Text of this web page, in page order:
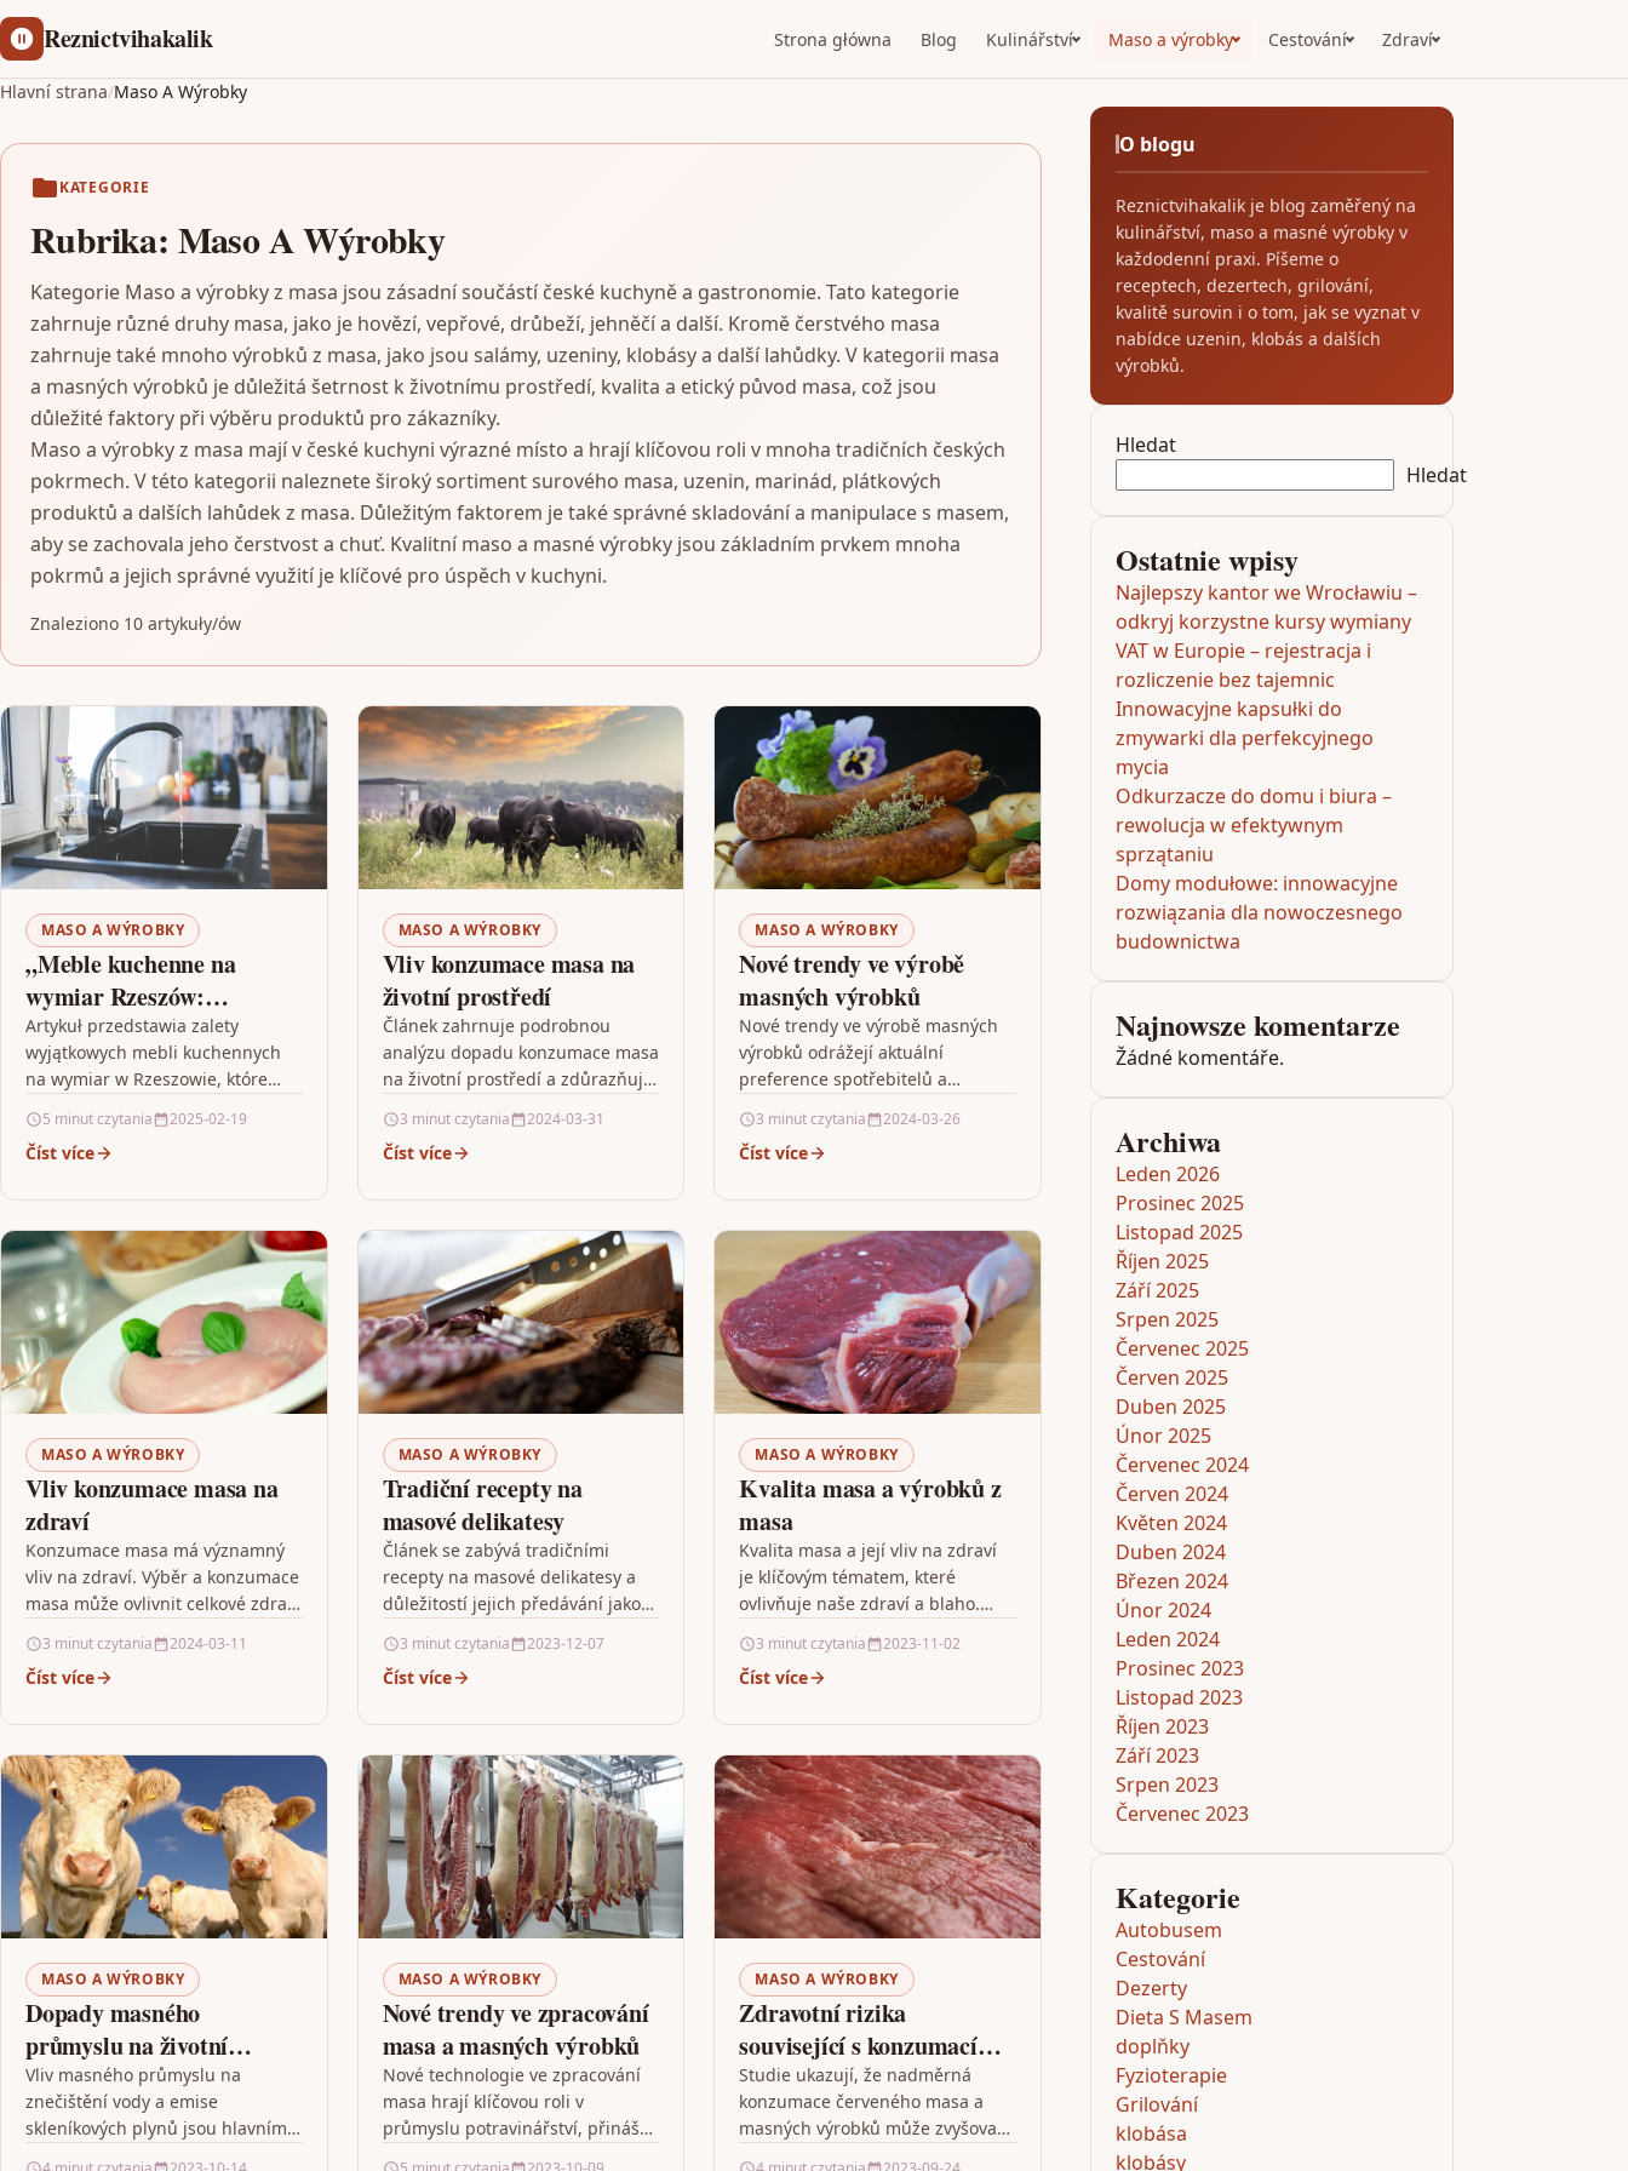
Reznictvihakalik Strona główna Blog Kulinářství Maso a výrobky Cestování Zdraví
Hlavní strana/Maso A Wýrobky
KATEGORIE
Rubrika: Maso A Wýrobky
Kategorie Maso a výrobky z masa jsou zásadní součástí české kuchyně a gastronomie. Tato kategorie
zahrnuje různé druhy masa, jako je hovězí, vepřové, drůbeží, jehněčí a další. Kromě čerstvého masa
zahrnuje také mnoho výrobků z masa, jako jsou salámy, uzeniny, klobásy a další lahůdky. V kategorii masa
a masných výrobků je důležitá šetrnost k životnímu prostředí, kvalita a etický původ masa, což jsou
důležité faktory při výběru produktů pro zákazníky.
Maso a výrobky z masa mají v české kuchyni výrazné místo a hrají klíčovou roli v mnoha tradičních českých
pokrmech. V této kategorii naleznete široký sortiment surového masa, uzenin, marinád, plátkových
produktů a dalších lahůdek z masa. Důležitým faktorem je také správné skladování a manipulace s masem,
aby se zachovala jeho čerstvost a chuť. Kvalitní maso a masné výrobky jsou základním prvkem mnoha
pokrmů a jejich správné využití je klíčové pro úspěch v kuchyni.
Znaleziono 10 artykuły/ów
MASO A WÝROBKY
„Meble kuchenne na
wymiar Rzeszów:
Doskonałe rozwiązanie dla
Twojej kuchni”
Artykuł przedstawia zalety
wyjątkowych mebli kuchennych
na wymiar w Rzeszowie, które
własnych potrzeb i preferencji.
Firma WOŚ Meble oferuje
5 minut czytania 2025-02-19
Číst více
MASO A WÝROBKY
Vliv konzumace masa na
životní prostředí
Článek zahrnuje podrobnou
analýzu dopadu konzumace masa
na životní prostředí a zdůrazňuje
masovou produkcí potravin.
Upozorňuje na vysoký podíl
3 minut czytania 2024-03-31
Číst více
MASO A WÝROBKY
Nové trendy ve výrobě
masných výrobků
Nové trendy ve výrobě masných
výrobků odrážejí aktuální
preference spotřebitelů a
potravinářském průmyslu.
Inovace ve výrobním procesu
3 minut czytania 2024-03-26
Číst více
MASO A WÝROBKY
Vliv konzumace masa na
zdraví
Konzumace masa má významný
vliv na zdraví. Výběr a konzumace
masa může ovlivnit celkové zdraví
klíčovou roli při prevenci…
3 minut czytania 2024-03-11
Číst více
MASO A WÝROBKY
Tradiční recepty na
masové delikatesy
Článek se zabývá tradičními
recepty na masové delikatesy a
důležitostí jejich předávání jako
Uchování autenticity a tradičních
postupů při výrobě masových…
3 minut czytania 2023-12-07
Číst více
MASO A WÝROBKY
Kvalita masa a výrobků z
masa
Kvalita masa a její vliv na zdraví
je klíčovým tématem, které
ovlivňuje naše zdraví a blaho.
potraviny, riziku chorob…
3 minut czytania 2023-11-02
Číst více
MASO A WÝROBKY
Dopady masného
průmyslu na životní
prostředí
Vliv masného průmyslu na
znečištění vody a emise
skleníkových plynů jsou hlavními
MASO A WÝROBKY
Nové trendy ve zpracování
masa a masných výrobků
Nové technologie ve zpracování
masa hrají klíčovou roli v
průmyslu potravinářství, přinášejí
MASO A WÝROBKY
Zdravotní rizika
související s konzumací
masa a masných výrobků
Studie ukazují, že nadměrná
konzumace červeného masa a
masných výrobků může zvyšovat
O blogu
Reznictvihakalik je blog zaměřený na
kulinářství, maso a masné výrobky v
každodenní praxi. Píšeme o
receptech, dezertech, grilování,
kvalitě surovin i o tom, jak se vyznat v
nabídce uzenin, klobás a dalších
výrobků.
Hledat
Hledat
Ostatnie wpisy
Najlepszy kantor we Wrocławiu –
odkryj korzystne kursy wymiany
VAT w Europie – rejestracja i
rozliczenie bez tajemnic
Innowacyjne kapsułki do
zmywarki dla perfekcyjnego
mycia
Odkurzacze do domu i biura –
rewolucja w efektywnym
sprzątaniu
Domy modułowe: innowacyjne
rozwiązania dla nowoczesnego
budownictwa
Najnowsze komentarze
Žádné komentáře.
Archiwa
Leden 2026
Prosinec 2025
Listopad 2025
Říjen 2025
Září 2025
Srpen 2025
Červenec 2025
Červen 2025
Duben 2025
Únor 2025
Červenec 2024
Červen 2024
Květen 2024
Duben 2024
Březen 2024
Únor 2024
Leden 2024
Prosinec 2023
Listopad 2023
Říjen 2023
Září 2023
Srpen 2023
Červenec 2023
Kategorie
Autobusem
Cestování
Dezerty
Dieta S Masem
doplňky
Fyzioterapie
Grilování
klobása
klobásy